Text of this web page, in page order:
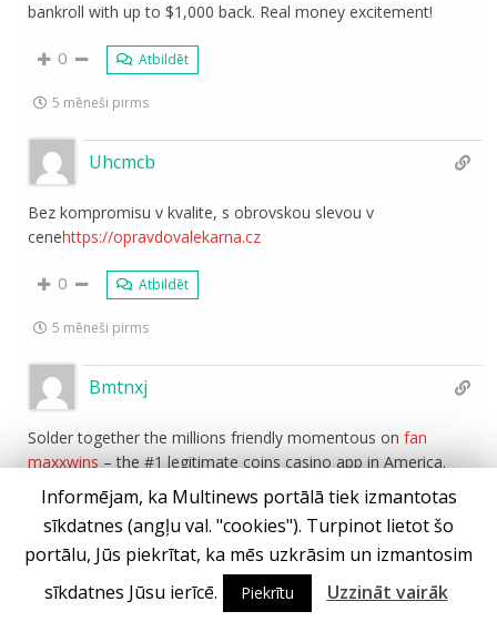
bankroll with up to $1,000 back. Real money excitement!
0 Atbildēt
5 mēneši pirms
Uhcmcb
Bez kompromisu v kvalite, s obrovskou slevou v
cenehttps://opravdovalekarna.cz
0 Atbildēt
5 mēneši pirms
Bmtnxj
Solder together the millions friendly momentous onfan
maxxwins – the #1 legitimate coins casino app in America.
Get your $1000 PLAY IT AGAIN honorarium and refashion
every relate, hand and roll into real cash rewards.
Irresponsibly payouts, immense jackpots, and habitual action
– download FanDuel Casino in these times and start playing
like a pro today!
Informējam, ka Multinews portālā tiek izmantotas
sīkdatnes (angļu val. "cookies"). Turpinot lietot šo
portālu, Jūs piekrītat, ka mēs uzkrāsim un izmantosim
sīkdatnes Jūsu ierīcē.
Piekrītu Uzzināt vairāk